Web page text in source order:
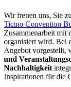
Wir freuen uns, Sie
Ticino Convention
Zusammenarbeit mit
organisiert wird. Bei
Angebot vorgestellt,
und
Nachhaltigkeit
Inspirationen für die